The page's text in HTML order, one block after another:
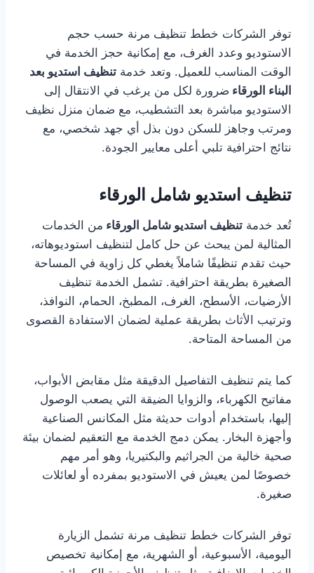
توفر الشركات خطط تنظيف مرنة حسب حجم
الاستوديو وعدد الغرف، مع إمكانية حجز الخدمة في
الوقت المناسب للعميل. وتعد خدمة تنظيف استديو بعد
البناء الورقاء ضرورة لكل من يرغب في الانتقال إلى
الاستوديو مباشرة بعد التشطيب، مع ضمان منزل نظيف
ومرتب وجاهز للسكن دون بذل أي جهد شخصي، مع
نتائج احترافية تلبي أعلى معايير الجودة.
تنظيف استديو شامل الورقاء
تُعد خدمة تنظيف استديو شامل الورقاء من الخدمات
المثالية لمن يبحث عن حل كامل لتنظيف استوديوهاته،
حيث تقدم تنظيفًا شاملاً يغطي كل زاوية في المساحة
الصغيرة بطريقة احترافية. تشمل الخدمة تنظيف
الأرضيات، الأسطح، الغرف، المطبخ، الحمام، النوافذ،
وترتيب الأثاث بطريقة عملية لضمان الاستفادة القصوى
من المساحة المتاحة.
كما يتم تنظيف التفاصيل الدقيقة مثل مقابض الأبواب،
مفاتيح الكهرباء، والزوايا الضيقة التي يصعب الوصول
إليها، باستخدام أدوات حديثة مثل المكانس الصناعية
وأجهزة البخار. يمكن دمج الخدمة مع التعقيم لضمان بيئة
صحية خالية من الجراثيم والبكتيريا، وهو أمر مهم
خصوصًا لمن يعيش في الاستوديو بمفرده أو لعائلات
صغيرة.
توفر الشركات خطط تنظيف مرنة تشمل الزيارة
اليومية، الأسبوعية، أو الشهرية، مع إمكانية تخصيص